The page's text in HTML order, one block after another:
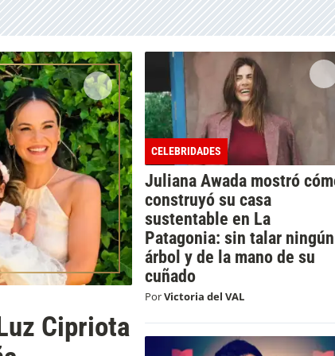
Cipriota
CELEBRIDADES
Juliana Awada mostró
construyó su casa
sustentable en La
Patagonia: sin talar ningún
árbol y de la mano de su
cuñado
PorVictoria del VAL